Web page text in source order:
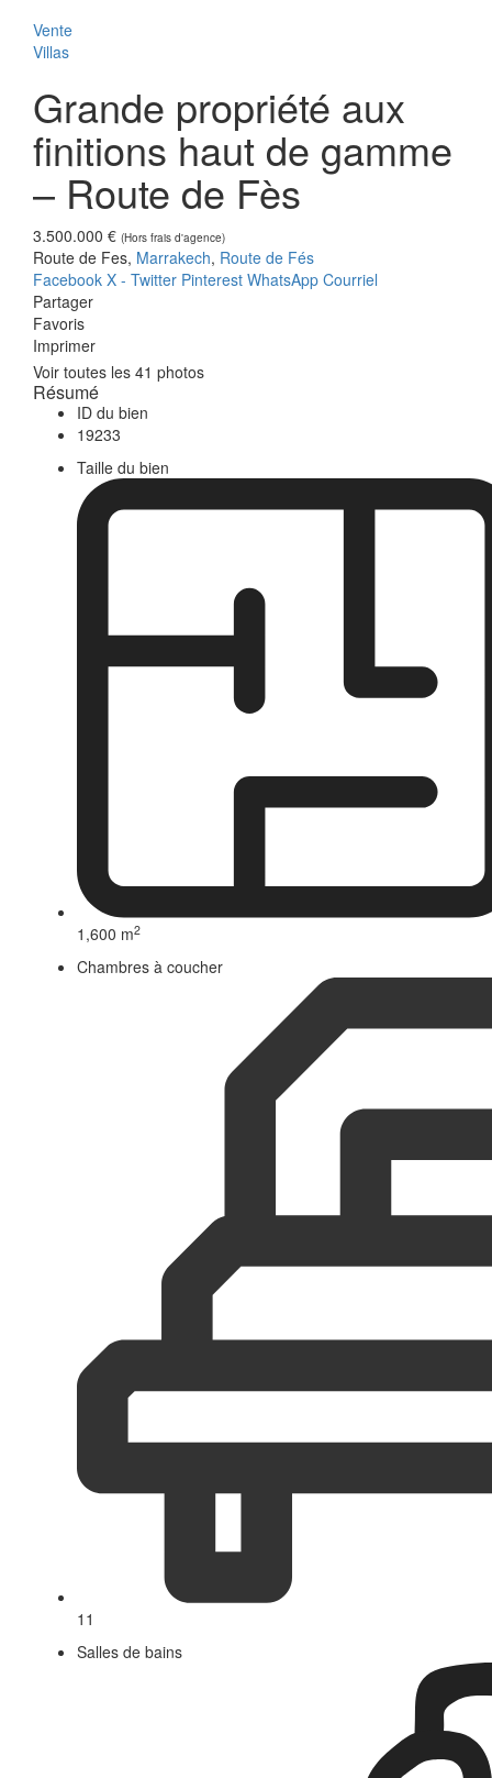
Vente
Villas
Grande propriété aux
finitions haut de gamme
– Route de Fès
3.500.000 € (Hors frais d'agence)
Route de Fes, Marrakech, Route de Fés
Facebook X - Twitter Pinterest WhatsApp Courriel
Partager
Favoris
Imprimer
Voir toutes les 41 photos
Résumé
ID du bien
19233
Taille du bien
1,600 m2
Chambres à coucher
11
Salles de bains